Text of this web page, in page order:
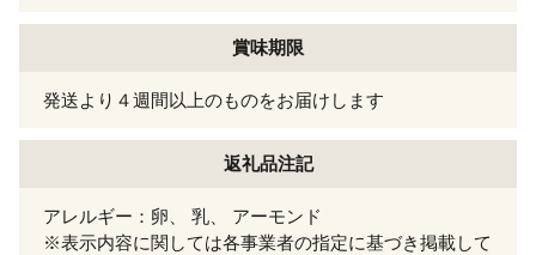
賞味期限
発送より４週間以上のものをお届けします
返礼品注記
アレルギー：卵、 乳、 アーモンド
※表示内容に関しては各事業者の指定に基づき掲載して